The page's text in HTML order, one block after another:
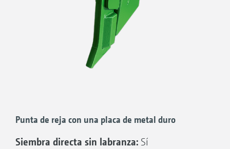
Punta de reja con una placa de metal duro
Siembra directa sin labranza: Sí